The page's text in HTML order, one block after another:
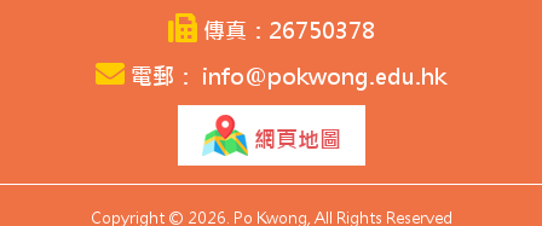
傳真：26750378
電郵： info@pokwong.edu.hk
網頁地圖
Copyright © 2026. Po Kwong, All Rights Reserved